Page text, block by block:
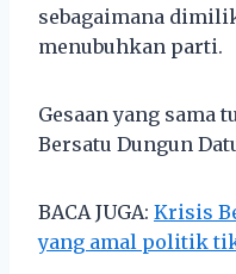
sebagaimana
menubuhkan parti.
Gesaan yang sama
Bersatu Dungun
BACA JUGA: Krisis
yang amal politik